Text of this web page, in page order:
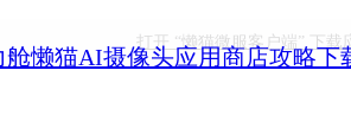
舱懒猫AI摄像头应用商店攻略下
打开 “懒猫微服客户端”下载